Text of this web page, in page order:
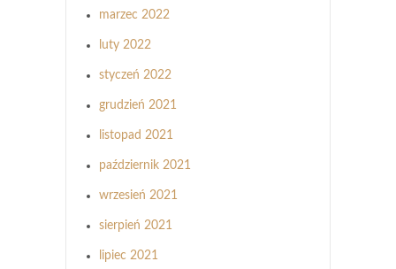
marzec 2022
luty 2022
styczeń 2022
grudzień 2021
listopad 2021
październik 2021
wrzesień 2021
sierpień 2021
lipiec 2021